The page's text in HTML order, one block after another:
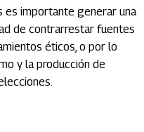
es importante generar una
de contrarrestar fuentes
éticos, o por lo
y la producción de